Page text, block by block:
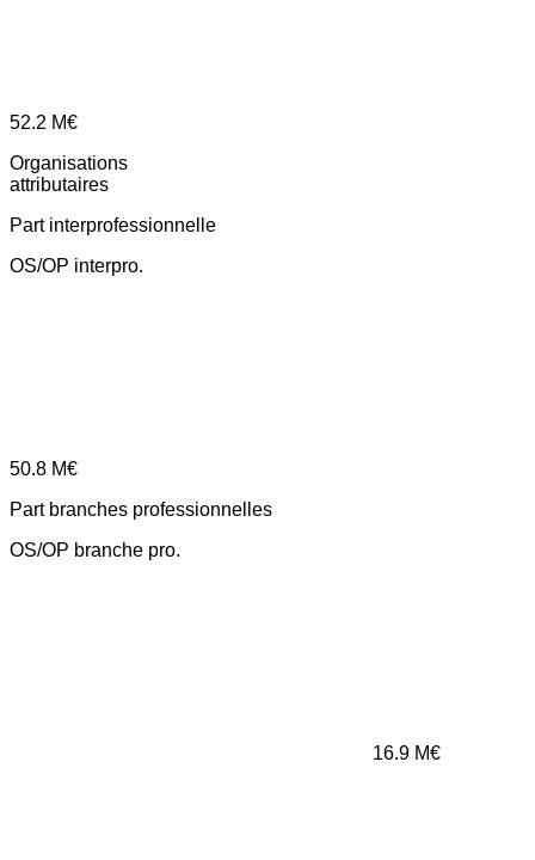
52.2 M€
Organisations
attributaires
Part interprofessionnelle
OS/OP interpro.
50.8 M€
Part branches professionnelles
OS/OP branche pro.
16.9 M€